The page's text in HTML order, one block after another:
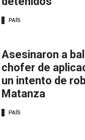
PAÍS
Asesinaron a
chofer de
un intento de
Matanza
PAÍS